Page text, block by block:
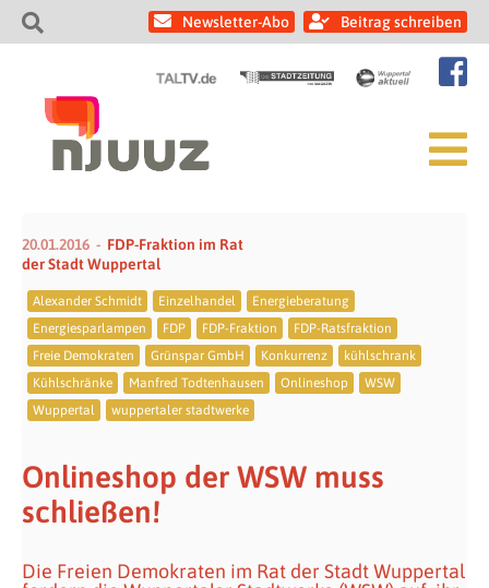
Newsletter-Abo Beitrag schreiben
20.01.2016
FDP-Fraktion im Rat
der Stadt Wuppertal
Alexander Schmidt Einzelhandel
Energieberatung
Energiesparlampen
FDP FDP-Fraktion
FDP-Ratsfraktion
Freie Demokraten
Grünspar GmbH Konkurrenz
kühlschrank
Kühlschränke
Manfred Todtenhausen Onlineshop
WSW
Wuppertal
wuppertaler stadtwerke
Onlineshop der WSW muss
schließen!
Die Freien Demokraten im Rat der Stadt Wuppertal